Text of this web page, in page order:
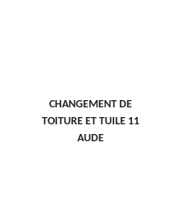
CHANGEMENT DE
TOITURE ET TUILE 11
AUDE